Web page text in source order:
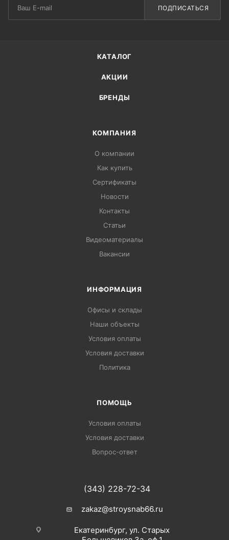
ПОДПИСАТЬСЯ
КАТАЛОГ
АКЦИИ
БРЕНДЫ
КОМПАНИЯ
О компании
Как купить
Сертификаты
Новости
Контакты
Статьи
Видеоматериалы
Вакансии
ИНФОРМАЦИЯ
Офисы и склады
Наши объекты
Условия оплаты
Условия доставки
Политика
ПОМОЩЬ
Условия оплаты
Условия доставки
Вопрос-ответ
(343) 228-72-34
zakaz@stroysnab66.ru
Екатеринбург, ул. Старых